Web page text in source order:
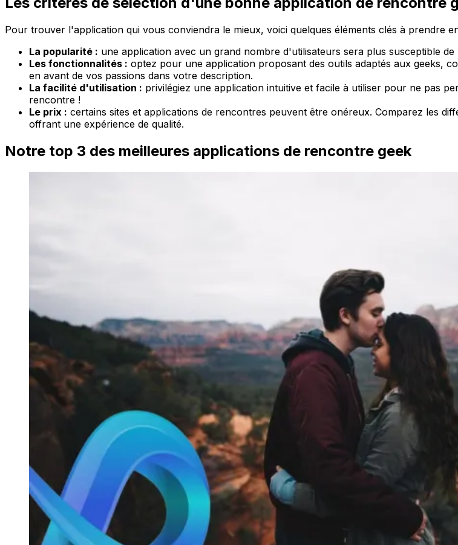
Pour trouver l'application qui vous conviendra le mieux, voici quelques éléments clés à prendre
La popularité : une application avec un grand nombre d'utilisateurs sera plus susceptible
Les fonctionnalités : optez pour une application proposant des outils adaptés aux geeks,
en avant de vos passions dans votre description.
La facilité d'utilisation : privilégiez une application intuitive et facile à utiliser pour ne pas
rencontre !
Le prix : certains sites et applications de rencontres peuvent être onéreux. Comparez les
offrant une expérience de qualité.
Notre top 3 des meilleures applications de rencontre geek